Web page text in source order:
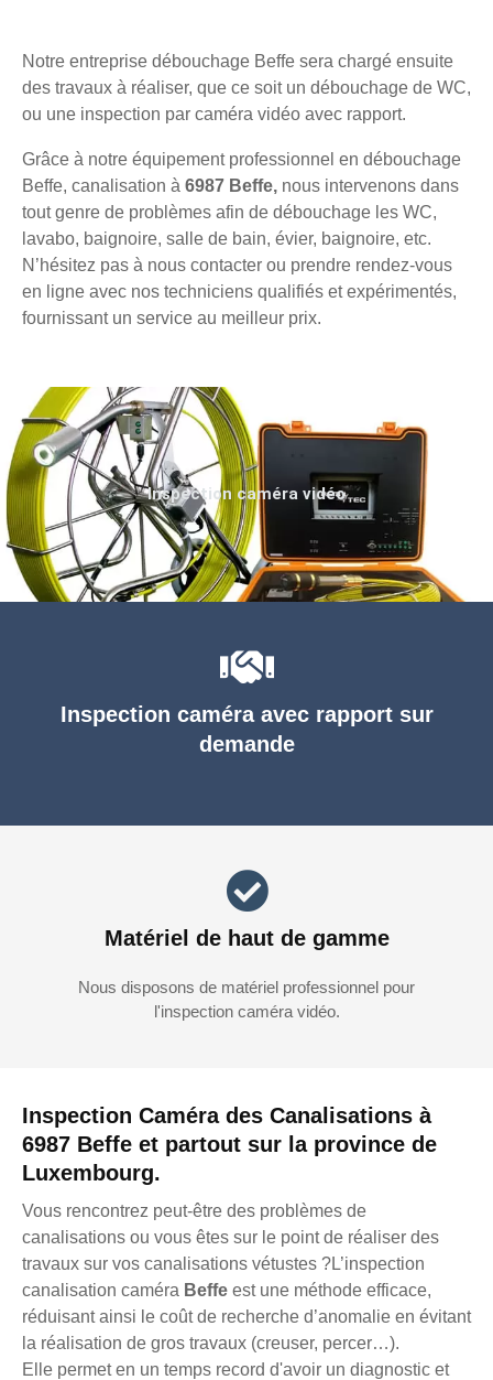
Notre entreprise débouchage Beffe sera chargé ensuite
des travaux à réaliser, que ce soit un débouchage de WC,
ou une inspection par caméra vidéo avec rapport.
Grâce à notre équipement professionnel en débouchage
Beffe, canalisation à 6987 Beffe, nous intervenons dans
tout genre de problèmes afin de débouchage les WC,
lavabo, baignoire, salle de bain, évier, baignoire, etc.
N’hésitez pas à nous contacter ou prendre rendez-vous
en ligne avec nos techniciens qualifiés et expérimentés,
fournissant un service au meilleur prix.
Inspection Caméra des Canalisations à
6987 Beffe et partout sur la province de
Luxembourg.
Vous rencontrez peut-être des problèmes de
canalisations ou vous êtes sur le point de réaliser des
travaux sur vos canalisations vétustes ?L’inspection
canalisation caméra Beffe est une méthode efficace,
réduisant ainsi le coût de recherche d’anomalie en évitant
la réalisation de gros travaux (creuser, percer…).
Elle permet en un temps record d'avoir un diagnostic et
Inspection caméra avec rapport sur
demande
Matériel de haut de gamme
Nous disposons de matériel professionnel pour
l'inspection caméra vidéo.
Inspection caméra vidéo